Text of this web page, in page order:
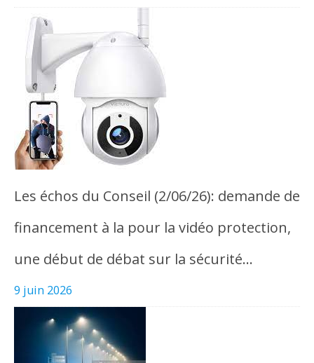
Les échos du Conseil (2/06/26): demande de
financement à la pour la vidéo protection,
une début de débat sur la sécurité…
9 juin 2026